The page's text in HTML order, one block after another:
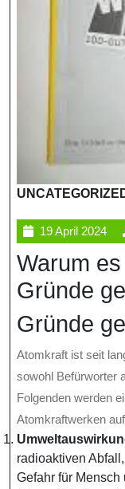
19 April 202419
Warum
Gründe
Gründe
Atomkraft ist seit
sowohl Befürworter
Folgenden werden
Atomkraftwerken
radioaktiven
Gefahr für